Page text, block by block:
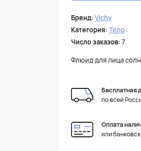
Бренд: Vichy
Категория: Тело
Число заказов: 7
Флюид для лица
Бесплатная
по всей
Оплата
или